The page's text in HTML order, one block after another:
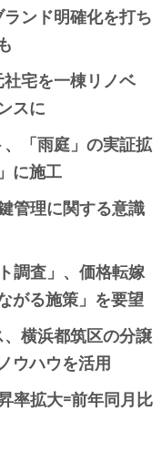
ンド明確化を打ち
宅を一棟リノベ
スに
「雨庭」の実証拡
に施工
管理に関する意識
調査」、価格転嫁
がる施策」を要望
横浜都筑区の分譲
ウハウを活用
率拡大=前年同月比